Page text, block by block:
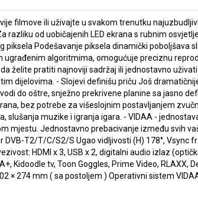
filmove ili uživajte u svakom trenutku
od uobičajenih LED ekrana s rubnim
Podešavanje piksela dinamički poboljšava
algoritmima, omogućuje preciznu
želite pratiti najnoviji sadržaj ili jednostavno
dijelovima. - Slojevi definišu priču Još
do oštre, snježno prekrivene planine sa jasno
bez potrebe za višeslojnim postavljanjem
muzike i igranja igara. - VIDAA -
mjestu. Jednostavno prebacivanje između svih
T2/T/C/S2/S Ugao vidljivosti (H) 178°, Vsync
HDMI x 3, USB x 2, digitalni audio izlaz
Kidoodle tv, Toon Goggles, Prime Video, RLAXX,
× 274 mm ( sa postoljem ) Operativni sistem